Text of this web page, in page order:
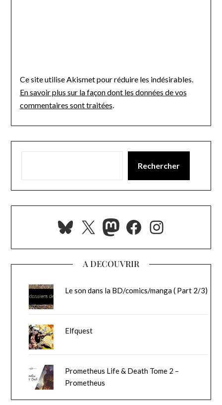
Ce site utilise Akismet pour réduire les indésirables.
En savoir plus sur la façon dont les données de vos
commentaires sont traitées
Rechercher
Bluesky
X Mastodon
Facebook
A DECOUVRIR
Le son dans la BD/comics/manga ( Part 2/3)
Elfquest
Prometheus Life & Death Tome 2 –
Prometheus